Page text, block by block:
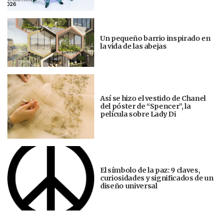
Un pequeño barrio inspirado en
la vida de las abejas
Así se hizo el vestido de Chanel
del póster de “Spencer”, la
película sobre Lady Di
El símbolo de la paz: 9 claves,
curiosidades y significados de un
diseño universal